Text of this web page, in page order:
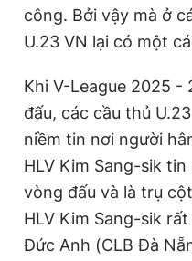
công. Bởi vậy mà ở
U.23 VN lại có một
Khi V-League 2025 -
đấu, các cầu thủ
niềm tin nơi người
HLV Kim Sang-sik
vòng đấu và là trụ
HLV Kim Sang-sik
Đức Anh (CLB Đà